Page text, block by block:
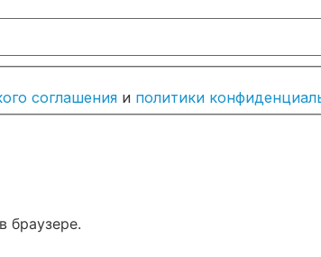
соглашения и политики
браузере.